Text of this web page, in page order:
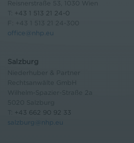
Reisnerstraße 53, 1030 Wien
+43 1 513 21 24-0
F: +43 1 513 21 24-300
office@nhp.eu
Salzburg
Niederhuber & Partner
Rechtsanwälte GmbH
Wilhelm-Spazier-Straße 2a
5020 Salzburg
+43 662 90 92 33
salzburg@nhp.eu